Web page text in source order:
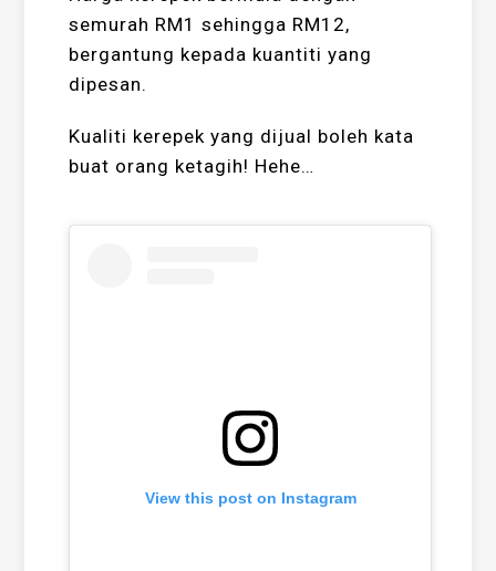
semurah RM1 sehingga RM12,
bergantung kepada kuantiti yang
dipesan.
Kualiti kerepek yang dijual boleh kata
buat orang ketagih! Hehe…
View this post on Instagram